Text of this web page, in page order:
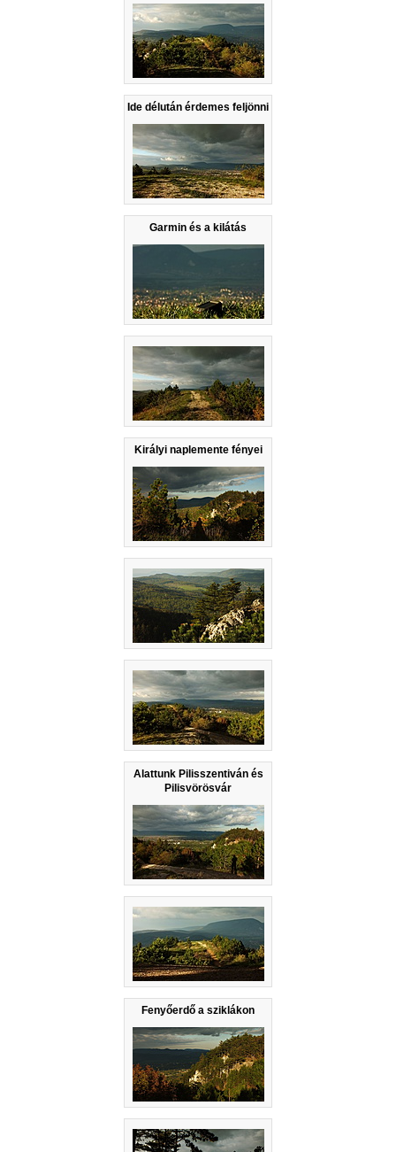
Ide délután érdemes feljönni
Garmin és a kilátás
Királyi naplemente fényei
Alattunk Pilisszentiván és
Pilisvörösvár
Fenyőerdő a sziklákon